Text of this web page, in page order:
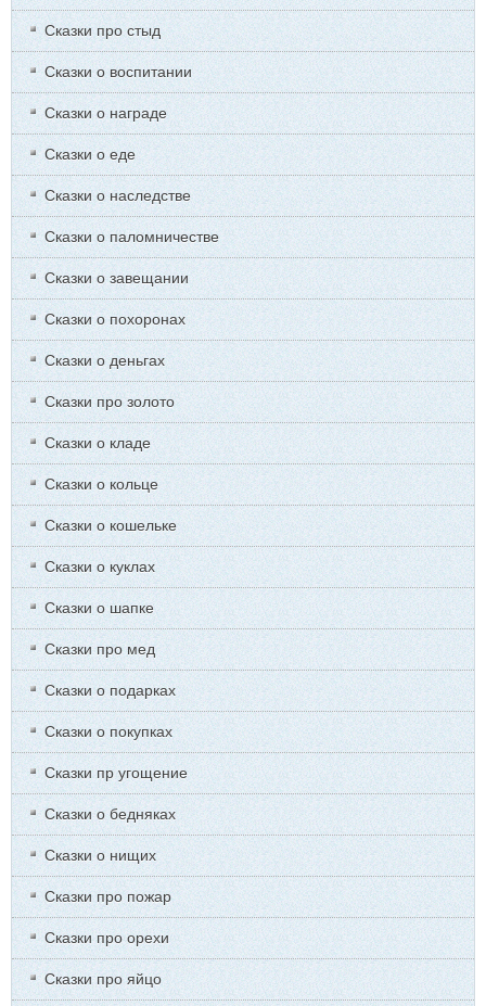
Сказки про стыд
Сказки о воспитании
Сказки о награде
Сказки о еде
Сказки о наследстве
Сказки о паломничестве
Сказки о завещании
Сказки о похоронах
Сказки о деньгах
Сказки про золото
Сказки о кладе
Сказки о кольце
Сказки о кошельке
Сказки о куклах
Сказки о шапке
Сказки про мед
Сказки о подарках
Сказки о покупках
Сказки пр угощение
Сказки о бедняках
Сказки о нищих
Сказки про пожар
Сказки про орехи
Сказки про яйцо